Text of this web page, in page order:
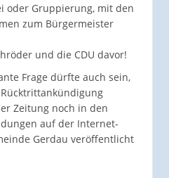
oder Gruppierung, mit den
zum Bürgermeister
und die CDU davor!
Frage dürfte auch sein,
Zeitung noch in den
auf der Internet-
Gerdau veröffentlicht